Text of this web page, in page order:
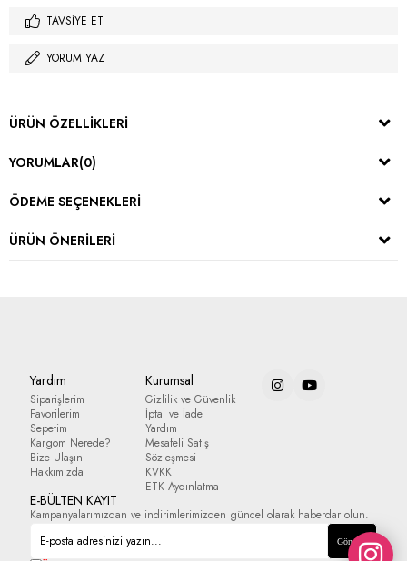
TAVSIYE ET
YORUM YAZ
ÜRÜN ÖZELLIKLERI
YORUMLAR(0)
ÖDEME SEÇENEKLERI
ÜRÜN ÖNERILERI
Yardım
Siparişlerim
Favorilerim
Sepetim
Kargom Nerede?
Bize Ulaşın
Hakkımızda
Kurumsal
Gizlilik ve Güvenlik
İptal ve İade
Yardım
Mesafeli Satış
Sözleşmesi
KVKK
ETK Aydınlatma
E-BÜLTEN KAYIT
Kampanyalarımızdan ve indirimlerimizden güncel olarak haberdar olun.
Gönder